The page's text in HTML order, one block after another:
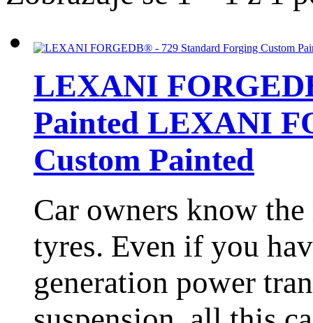
LEXANI
Painted LEXANI
Custom Painted
Car owners know
tyres. Even if you
generation power